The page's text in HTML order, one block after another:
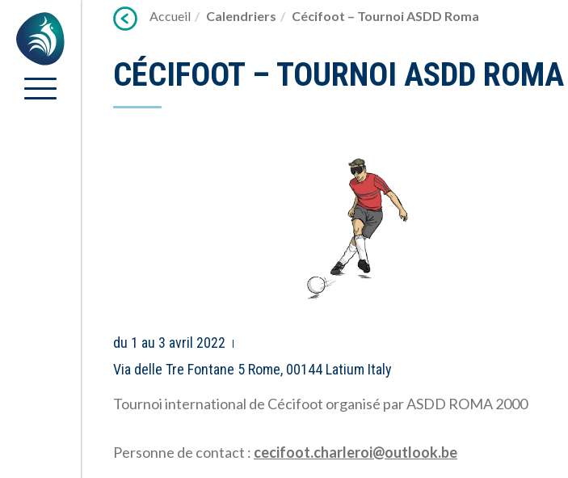
Accueil Calendriers Cécifoot – Tournoi ASDD Roma
CÉCIFOOT – TOURNOI ASDD ROMA
du 1 au 3 avril 2022
Via delle Tre Fontane 5 Rome, 00144 Latium Italy
Tournoi international de Cécifoot organisé par ASDD ROMA 2000
Personne de contact : cecifoot.charleroi@outlook.be